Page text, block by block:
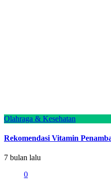
Olahraga & Kesehatan
Rekomendasi Vitamin
7 bulan lalu
0